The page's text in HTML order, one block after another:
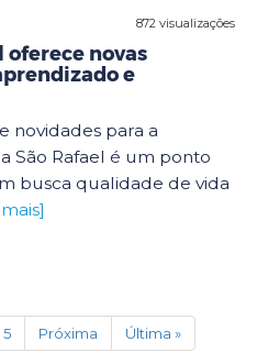
872 visualizações
oferece novas
e
novidades para a
São Rafael é um ponto
busca qualidade de vida
5 Próxima Última »